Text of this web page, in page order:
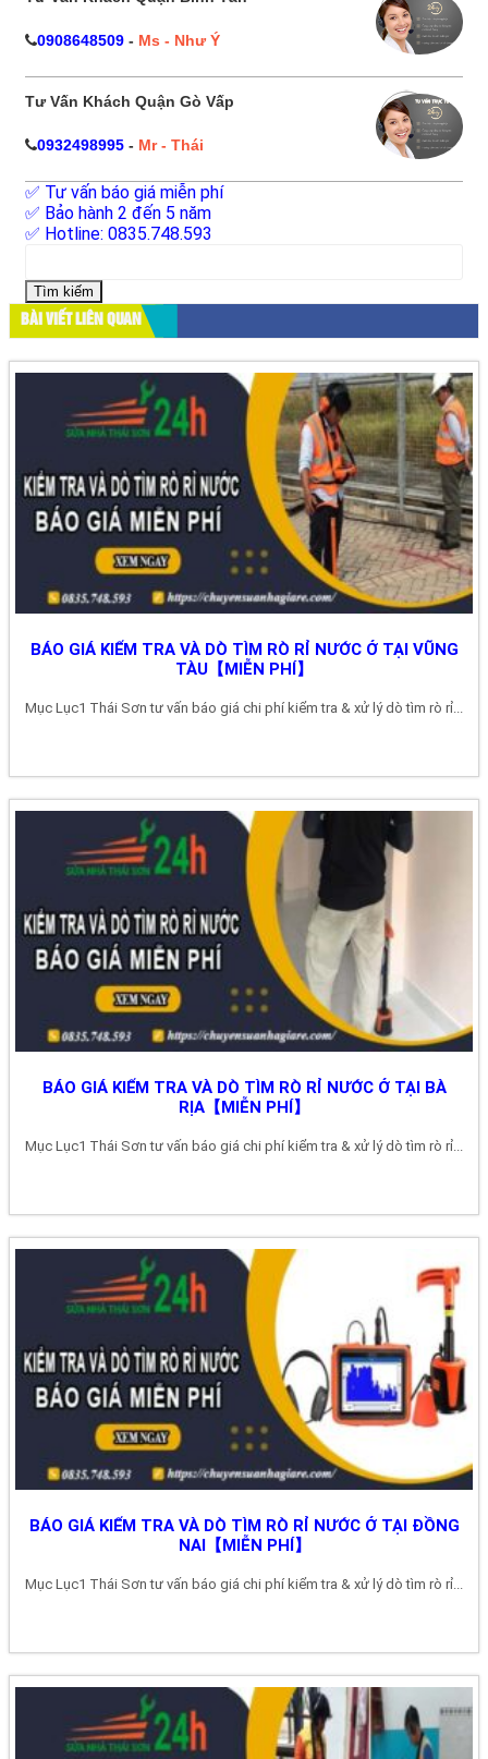
0908648509 - Ms - Như Ý
Tư Vấn Khách Quận Gò Vấp
0932498995 - Mr - Thái
✅ Tư vấn báo giá miễn phí
✅ Bảo hành 2 đến 5 năm
✅ Hotline: 0835.748.593
cho:
BÀI VIẾT LIÊN QUAN
BÁO GIÁ KIỂM TRA VÀ DÒ TÌM RÒ RỈ NƯỚC Ở TẠI VŨNG
TÀU【MIỄN PHÍ】
Mục Lục1 Thái Sơn tư vấn báo giá chi phí kiểm tra & xử lý dò tìm rò rỉ...
BÁO GIÁ KIỂM TRA VÀ DÒ TÌM RÒ RỈ NƯỚC Ở TẠI BÀ
RỊA【MIỄN PHÍ】
Mục Lục1 Thái Sơn tư vấn báo giá chi phí kiểm tra & xử lý dò tìm rò rỉ...
BÁO GIÁ KIỂM TRA VÀ DÒ TÌM RÒ RỈ NƯỚC Ở TẠI ĐỒNG
NAI【MIỄN PHÍ】
Mục Lục1 Thái Sơn tư vấn báo giá chi phí kiểm tra & xử lý dò tìm rò rỉ...